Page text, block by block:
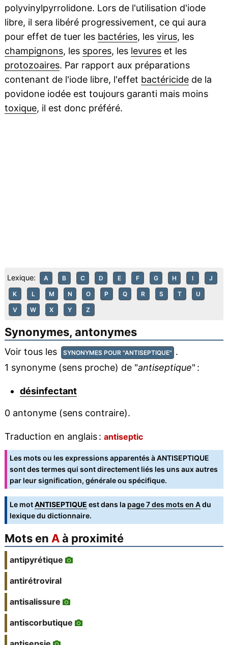
polyvinylpyrrolidone. Lors de l'utilisation d'iode
libre, il sera libéré progressivement, ce qui aura
pour effet de tuer les bactéries, les virus, les
champignons, les spores, les levureset les
protozoaires. Par rapport aux préparations
contenant de l'iode libre, l'effet bactéricidede la
povidone iodée est toujours garanti mais moins
toxique, il est donc préféré.
Lexique: A B C D E F G H I J
K L M N O P Q R S T U
V W X Y Z
Synonymes, antonymes
Voir tous les SYNONYMES POUR "ANTISEPTIQUE" .
1 synonyme (sens proche) de "antiseptique" :
désinfectant
0 antonyme (sens contraire).
Traduction en anglais : antiseptic
Les mots ou les expressions apparentés à ANTISEPTIQUE
sont des termes qui sont directement liés les uns aux autres
par leur signification, générale ou spécifique.
Le motANTISEPTIQUE est dans la page 7 des mots en Adu
lexique du dictionnaire.
Mots en Aà proximité
antipyrétique
antirétroviral
antisalissure
antiscorbutique